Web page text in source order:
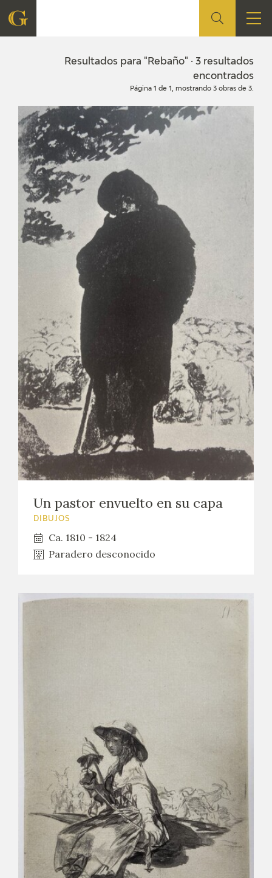
CENTRO DE INVESTIGACIÓN Y DOCUMENTACIÓN
ACCIÓN CORPORATIVA
SEDE
CONTACTO
PROGRAMACIÓN
ACTUALIDAD
SALA DE PRENSA
BLOG CUADERNO ITALIANO
FRANCISCO DE GOYA
BIOGRAFÍA
CRONOLOGÍA
EL VIAJE DE GOYA
GOYA EN EL MUNDO
TIENDA ONLINE
CEDEA
Resultados para "Rebaño" · 3 resultados
encontrados
Página 1 de 1, mostrando 3 obras de 3.
Un pastor envuelto en su capa
DIBUJOS
Ca. 1810 - 1824
Paradero desconocido